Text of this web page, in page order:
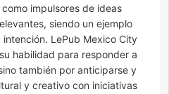
impulsores de ideas
siendo un ejemplo
LePub Mexico City
habilidad para responder a
también por anticiparse y
y creativo con iniciativas